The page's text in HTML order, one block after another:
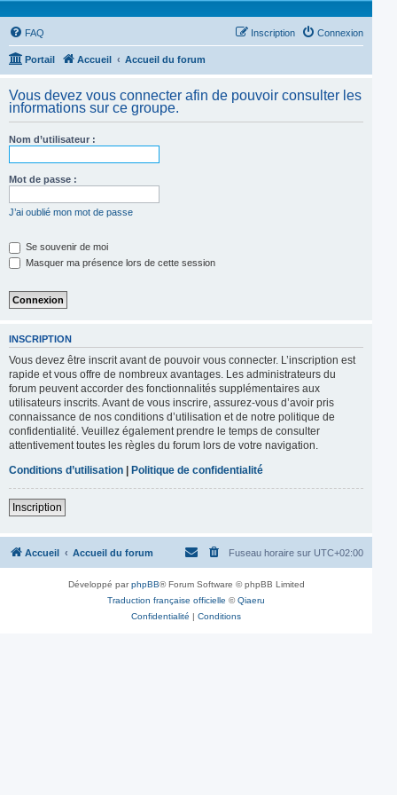
FAQ Connexion
Inscription
Portail Accueil Accueil du forum
Vous devez vous connecter afin de pouvoir consulter les
informations sur ce groupe.
Nom d’utilisateur :
Mot de passe :
J’ai oublié mon mot de passe
Se souvenir de moi
Masquer ma présence lors de cette session
INSCRIPTION
Vous devez être inscrit avant de pouvoir vous connecter. L’inscription est
rapide et vous offre de nombreux avantages. Les administrateurs du
forum peuvent accorder des fonctionnalités supplémentaires aux
utilisateurs inscrits. Avant de vous inscrire, assurez-vous d’avoir pris
connaissance de nos conditions d’utilisation et de notre politique de
confidentialité. Veuillez également prendre le temps de consulter
attentivement toutes les règles du forum lors de votre navigation.
Conditions d’utilisation | Politique de confidentialité
Inscription
Accueil Accueil du forum Fuseau horaire sur UTC+02:00
Développé parphpBB® Forum Software © phpBB Limited
Traduction française officielle ©Qiaeru
Confidentialité | Conditions